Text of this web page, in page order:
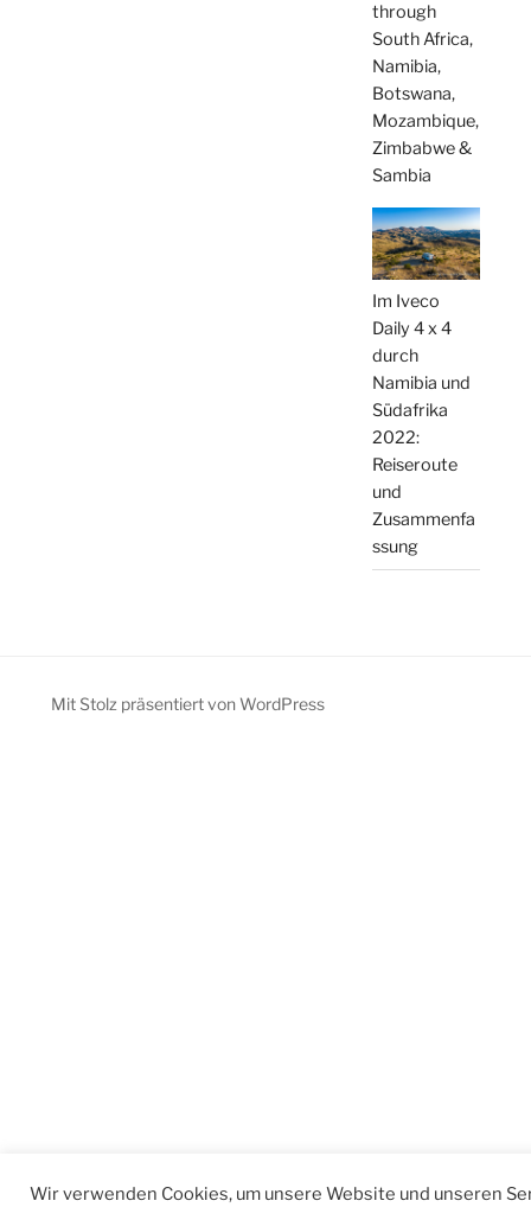
through
South Africa,
Namibia,
Botswana,
Mozambique,
Zimbabwe &
Sambia
Im Iveco
Daily 4 x 4
durch
Namibia und
Südafrika
2022:
Reiseroute
und
Zusammenfa
ssung
Mit Stolz präsentiert von WordPress
Wir verwenden Cookies, um unsere Website und unseren